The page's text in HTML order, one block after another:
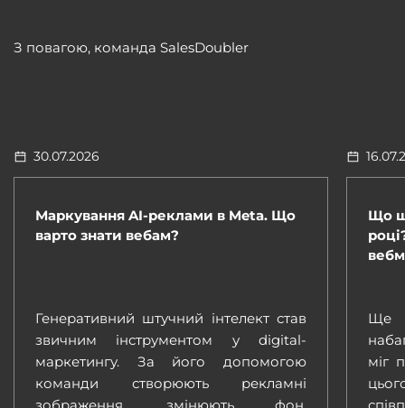
З повагою, команда SalesDoubler
30.07.2026
Маркування AI-реклами в Meta. Що
варто знати вебам?
Генеративний штучний інтелект став
звичним інструментом у digital-
маркетингу. За його допомогою
команди створюють рекламні
Що
Ще
міг